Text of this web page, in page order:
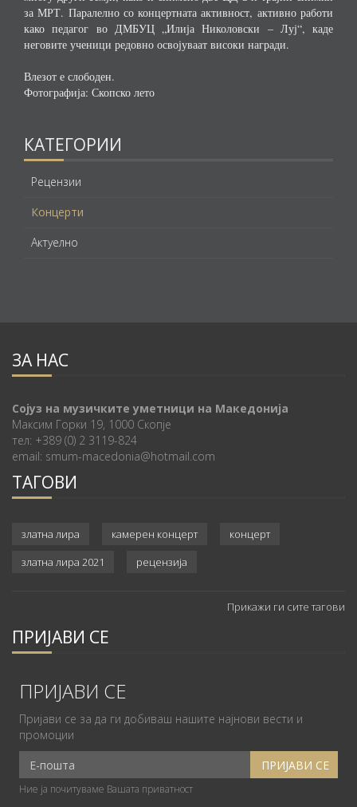
за МРТ. Паралелно со концертната активност, активно работи
како педагог во ДМБУЦ „Илија Николовски – Луј“, каде
неговите ученици редовно освојуваат високи награди.
Влезот е слободен.
Фотографија: Скопско лето
КАТЕГОРИИ
Рецензии
Концерти
Актуелно
ЗА НАС
Сојуз на музичките уметници на Македонија
Максим Горки 19, 1000 Скопје
тел: +389 (0) 2 3119-824
email: smum-macedonia@hotmail.com
ТАГОВИ
златна лира камерен концерт
концерт
златна лира 2021
рецензија
Прикажи ги сите тагови
ПРИЈАВИ СЕ
ПРИЈАВИ СЕ
Пријави се за да ги добиваш нашите најнови вести и
промоции
Ние ја почитуваме Вашата приватност